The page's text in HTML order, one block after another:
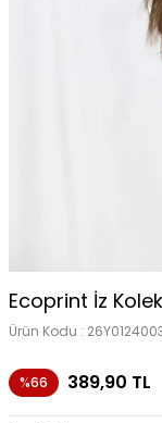
Ecoprint İz
Ürün Kodu :
%66 389,90 TL